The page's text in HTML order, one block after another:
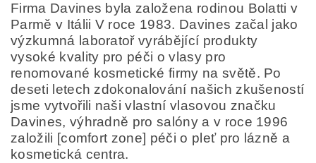
Firma Davines byla založena rodinou Bolatti v
Parmě v Itálii V roce 1983. Davines začal jako
výzkumná laboratoř vyrábějící produkty
vysoké kvality pro péči o vlasy pro
renomované kosmetické firmy na světě. Po
deseti letech zdokonalování našich zkušeností
jsme vytvořili naši vlastní vlasovou značku
Davines, výhradně pro salóny a v roce 1996
založili [comfort zone] péči o pleť pro lázně a
kosmetická centra.